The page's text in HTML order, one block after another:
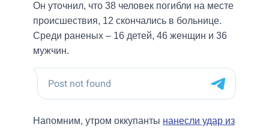
Он уточнил, что 38 человек погибли на месте
происшествия, 12 скончались в больнице.
Среди раненых – 16 детей, 46 женщин и 36
мужчин.
Напомним, утром оккупанты нанесли удар из